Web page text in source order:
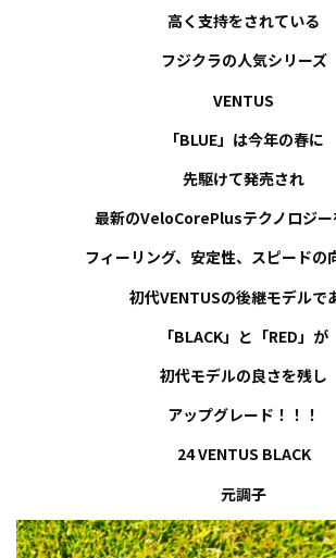
高く支持をされている
フジクラの人気シリーズ
VENTUS
「BLUE」は今年の春に
先駆けて発売され
最新のVeloCorePlusテクノロジー
フィーリング、安定性、スピードの
初代VENTUSの後継モデルで
「BLACK」と「RED 」が
初代モデルの良さを残し
アップグレード！！！
24 VENTUS BLACK
元調子